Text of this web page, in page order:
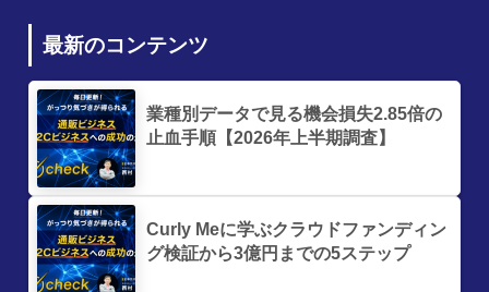
最新のコンテンツ
業種別データで見る機会損失2.85倍の
止血手順【2026年上半期調査】
Curly Meに学ぶクラウドファンディン
グ検証から3億円までの5ステップ